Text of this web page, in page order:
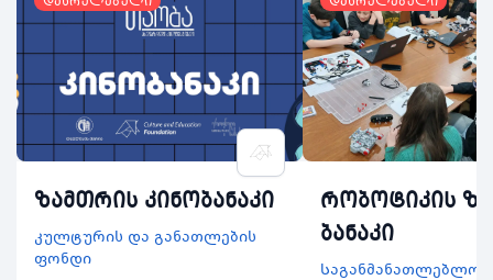
ზამთრის კინობანაკი
კულტურის და განათლების
ფონდი
რობოტიკის
ბანაკი
Საგანმანათლებლო